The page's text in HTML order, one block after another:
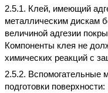
2.5.1. Клей, имеющий
металлическим дискам
величиной адгезии
Компоненты клея не
химических реакций с
2.5.2. Вспомогательные
подготовки поверхности: